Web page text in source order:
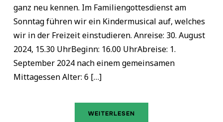
ganz neu kennen. Im Familiengottesdienst am
Sonntag führen wir ein Kindermusical auf, welches
wir in der Freizeit einstudieren. Anreise: 30. August
2024, 15.30 UhrBeginn: 16.00 UhrAbreise: 1.
September 2024 nach einem gemeinsamen
Mittagessen Alter: 6 […]
WEITERLESEN